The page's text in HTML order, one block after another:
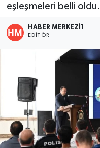
eşleşmeleri belli oldu.
HABER MERKEZI1
EDITÖR
MAGAZİN
ÖZEL HABER
RESMİ REKLAM